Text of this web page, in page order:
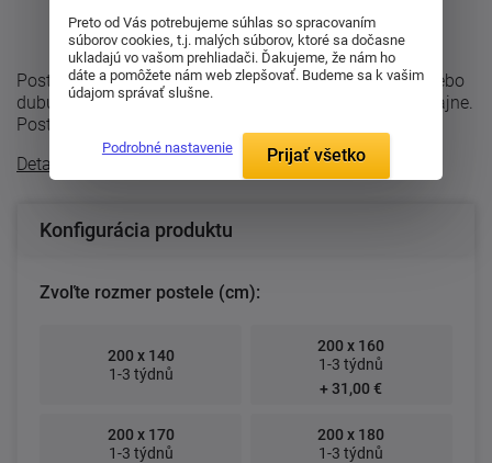
Posteľ Mona s plným čelom . Vyrába sa z buku-cink alebo
dubu so štruktúrou dreva v modernom parketovom dizajne.
Posteľ sa vyrába z bukového ...
Detailný popis
Konfigurácia produktu
Zvoľte rozmer postele (cm):
200 x 140
1-3 týdnů
200 x 160
1-3 týdnů
+ 31,00 €
200 x 170
1-3 týdnů
200 x 180
1-3 týdnů
Preto od Vás potrebujeme súhlas so spracovaním
súborov cookies, t.j. malých súborov, ktoré sa dočasne
ukladajú vo vašom prehliadači. Ďakujeme, že nám ho
dáte a pomôžete nám web zlepšovať. Budeme sa k vašim
údajom správať slušne.
Podrobné nastavenie Prijať všetko